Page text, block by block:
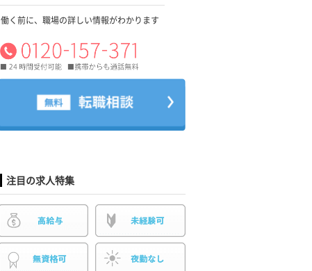
働く前に、職場の詳しい情報がわかります
注目の求人特集